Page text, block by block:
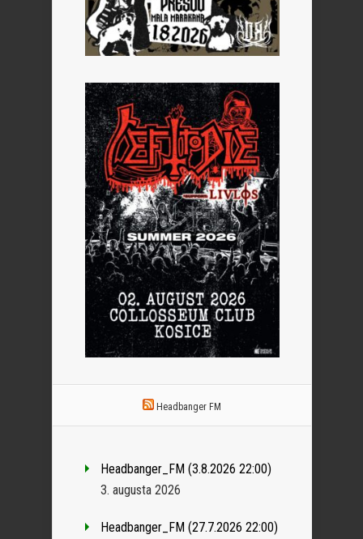
Headbanger FM
Headbanger_FM (3.8.2026 22:00)
3. augusta 2026
Headbanger_FM (27.7.2026 22:00)